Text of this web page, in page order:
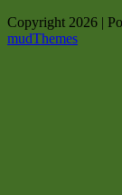
Copyright 2026 |
mudThemes